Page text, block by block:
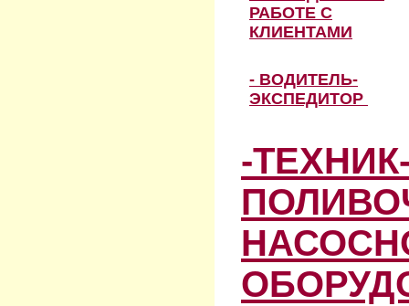
РАБОТЕ С
КЛИЕНТАМИ
- ВОДИТЕЛЬ-
ЭКСПЕДИТОР
-